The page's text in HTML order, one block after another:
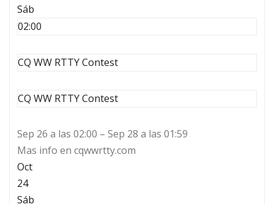
Sáb
02:00
CQ WW RTTY Contest
CQ WW RTTY Contest
Sep 26 a las 02:00 – Sep 28 a las 01:59
Mas info en cqwwrtty.com
Oct
24
Sáb